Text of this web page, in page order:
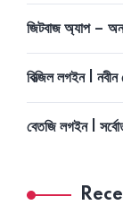
জিটবাজ অ্যাপ –
বিত্‍জিল লগইন |
বেতজি লগইন |